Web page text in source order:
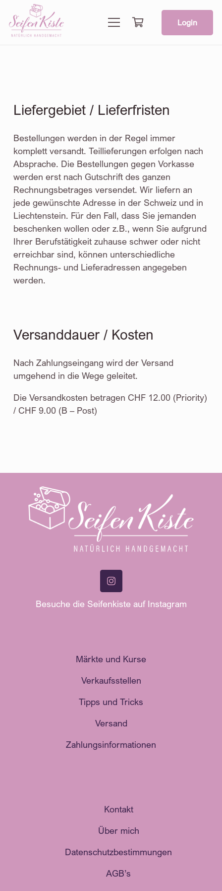
Login
Liefergebiet / Lieferfristen
Bestellungen werden in der Regel immer
komplett versandt. Teillieferungen erfolgen nach
Absprache. Die Bestellungen gegen Vorkasse
werden erst nach Gutschrift des ganzen
Rechnungsbetrages versendet. Wir liefern an
jede gewünschte Adresse in der Schweiz und in
Liechtenstein. Für den Fall, dass Sie jemanden
beschenken wollen oder z.B., wenn Sie aufgrund
Ihrer Berufstätigkeit zuhause schwer oder nicht
erreichbar sind, können unterschiedliche
Rechnungs- und Lieferadressen angegeben
werden.
Versanddauer / Kosten
Nach Zahlungseingang wird der Versand
umgehend in die Wege geleitet.
Die Versandkosten betragen CHF 12.00 (Priority)
/ CHF 9.00 (B – Post)
Besuche die Seifenkiste auf Instagram
Märkte und Kurse
Verkaufsstellen
Tipps und Tricks
Versand
Zahlungsinformationen
Kontakt
Über mich
Datenschutzbestimmungen
AGB’s